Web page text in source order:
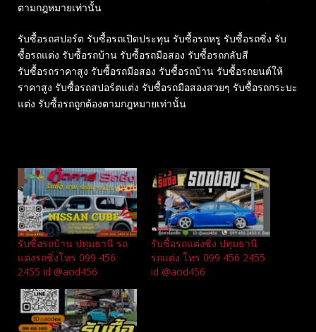
ตามกฎหมายเท่านั้น
รับซื้อรถสปอร์ต รับซื้อรถเปิดประทุน รับซื้อรถหรู รับซื้อรถซิ่ง รับ
ซื้อรถแต่ง รับซื้อรถบ้าน รับซื้อรถมือสอง รับซื้อรถกลับสี
รับซื้อรถราคาสูง รับซื้อรถมือสอง รับซื้อรถบ้าน รับซื้อรถยนต์ให้
ราคาสูง รับซื้อรถสปอร์ตแต่ง รับซื้อรถมือสองสวยๆ รับซื้อรถกระบะ
แต่ง รับซื้อรถถูกต้องตามกฎหมายเท่านั้น
รับซื้อรถบ้าน ปทุมธานี รถ
แต่งรถซิ่งโทร 099 456
2455 id @aod456
รับซื้อรถแต่งซิ่ง ปทุมธานี
รถแต่ง โทร 099 456 2455
id @aod456